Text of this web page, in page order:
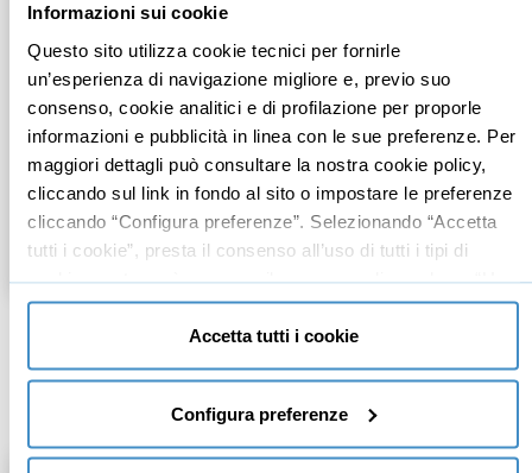
Informazioni sui cookie
Questo sito utilizza cookie tecnici per fornirle
un’esperienza di navigazione migliore e, previo suo
consenso, cookie analitici e di profilazione per proporle
informazioni e pubblicità in linea con le sue preferenze. Per
maggiori dettagli può consultare la nostra cookie policy,
cliccando sul link in fondo al sito o impostare le preferenze
cliccando “Configura preferenze”. Selezionando “Accetta
tutti i cookie”, presta il consenso all’uso di tutti i tipi di
cookie mentre può revocare il consenso cliccando su “Usa
solo cookie necessari” e saranno attivati i soli cookie
tecnici necessari al corretto funzionamento del sito.
Accetta tutti i cookie
Configura preferenze
leadership personale (con la
PNL)
Stefano Santori
Mental coach, Docente Università
Unimercatorum, scrittore e B...
142 recensioni
€34,95+IVA
dell'attrazione
Myriam Lopa
Psicologa Olistica,
Counselor olistica
€34,95 +IVA
Fitness